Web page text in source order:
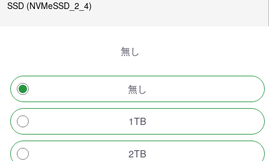
SSD (NVMeSSD_2_4)
無し
無し
1TB
2TB